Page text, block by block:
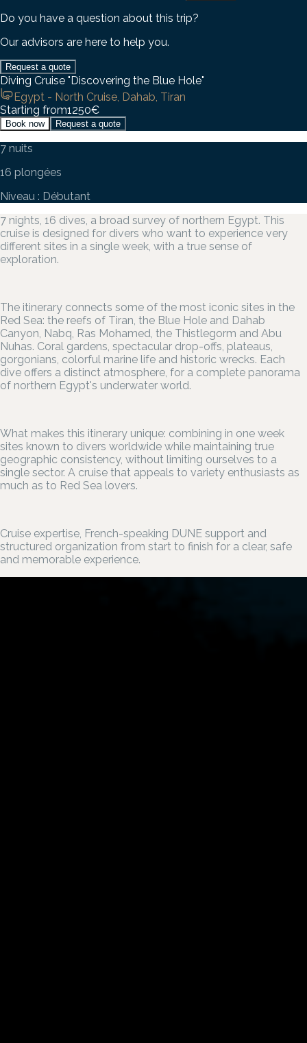
Do you have a question about this trip?
Our advisors are here to help you.
Request a quote
Diving Cruise "Discovering the Blue Hole"
Egypt - North Cruise, Dahab, Tiran
Starting from1250€
Book now Request a quote
7 nuits
16 plongées
Niveau : Débutant
7 nights, 16 dives, a broad survey of northern Egypt. This
cruise is designed for divers who want to experience very
different sites in a single week, with a true sense of
exploration.
The itinerary connects some of the most iconic sites in the
Red Sea: the reefs of Tiran, the Blue Hole and Dahab
Canyon, Nabq, Ras Mohamed, the Thistlegorm and Abu
Nuhas. Coral gardens, spectacular drop-offs, plateaus,
gorgonians, colorful marine life and historic wrecks. Each
dive offers a distinct atmosphere, for a complete panorama
of northern Egypt's underwater world.
What makes this itinerary unique: combining in one week
sites known to divers worldwide while maintaining true
geographic consistency, without limiting ourselves to a
single sector. A cruise that appeals to variety enthusiasts as
much as to Red Sea lovers.
Cruise expertise, French-speaking DUNE support and
structured organization from start to finish for a clear, safe
and memorable experience.